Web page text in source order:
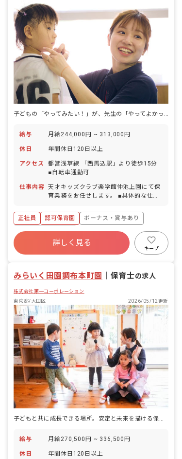
子どもの「やってみたい！」が、先生の「やってよかった！」に変わる毎日。
給与 月給244,000円 ~ 313,000円
休日 年間休日120日以上
アクセス
都営浅草線 「西馬込駅」より徒歩15分
■自転車通勤可
仕事内容 天才キッズクラブ楽学館仲池上園にて保
育業務をお任せします。 ■具体的な仕事
ど、年齢に応じた日常生活のサポートを
行います。他の保育士や看護師などと情
報共有し、連携して子どもを見守りま
す。その他 ①遊びや活動の計画・実施
②発達のサポートと観察 ③保護者との連
整備・安全管理 ⑥チームでの連携・ミー
ます。 研修も充実しているので、保育
が久しぶりの方、新人さんも安心して保
育業務に取り組めます。
正社員 認可保育園
ボーナス・賞与あり
年間休日120日以上
寮・住宅・家賃補助あり
社会保険完備
残業少なめ
詳しく見る
キープ
みらいく田園調布本町園 保育士の求人
株式会社第一コーポレーション
東京都/大田区
2026/05/12更新
子どもと共に成長できる場所。安定と未来を描ける保育の仕事
給与 月給270,500円 ~ 336,500円
休日 年間休日120日以上